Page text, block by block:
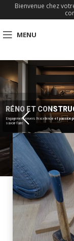
Bienvenue chez
MENU
Engagement envers l'excellence et passion
savoir-faire
RÉNO ET